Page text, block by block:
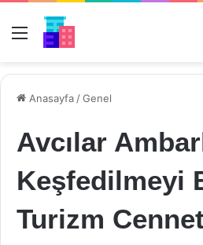
Menü
Anasayfa /Genel
Avcılar
Keşfedilmeyi
Turizm